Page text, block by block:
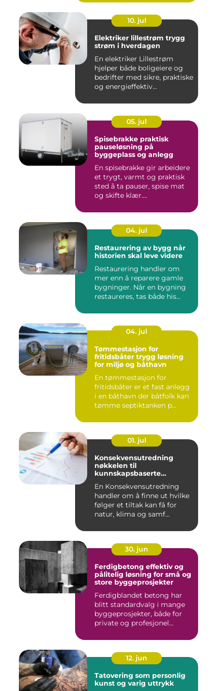
10. jul
Elektriker lillestrøm trygg
strøm i hverdagen
En elektriker Lillestrøm
hjelper både boligeiere og
bedrifter med sikre, praktiske
og energieffektiv...
05. jul
Spisebrakke praktisk
pauseløsning på
byggeplass og anlegg
En spisebrakke gir arbeidere
et trygt, varmt og praktisk
sted å ta pauser, spise mat
og skifte klær....
04. jul
Restaurering av bygg når
historien skal leve videre
Restaurering handler om
mer enn å reparere gamle
bygninger. Når en bygning
restaureres, tas både his...
04. jul
Tømmestasjon for
fritidsbåter trygg løsning
for miljø og båthavn
En tømmestasjon for
fritidsbåter er et fast anlegg
i en båthavn der båtfolk kan
tømme septiktanken p...
01. jul
Konsekvensutredning
nøkkelen til
kunnskapsbaserte
En Konsekvensutredning
handler om å finne ut hvilke
følger et tiltak kan få for
natur, klima og samf...
30. jun
Ferdigbetong effektiv og
pålitelig løsning for små og
store byggeprosjekter
Ferdigblandet betong har
blitt standardvalg i mange
byggeprosjekter, både for
private og profesjonel...
12. jun
Tatovering som personlig
kunst og varig uttrykk